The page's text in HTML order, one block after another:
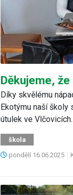
Děkujeme,
Díky skvělému
Ekotýmu naší
útulek ve Vlčovicích.
škola
pondělí 16.06.2025 |